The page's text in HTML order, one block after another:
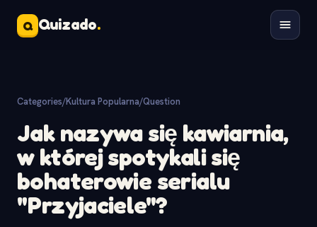
Q Quizado.
Categories/Kultura Popularna/Question
Jak nazywa się kawiarnia,
w której spotykali się
bohaterowie serialu
"Przyjaciele"?